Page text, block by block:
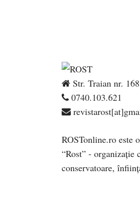
Str. Traian nr.
0740.103.621
ROSTonline.ro este
“Rost” - organizaţie
conservatoare,